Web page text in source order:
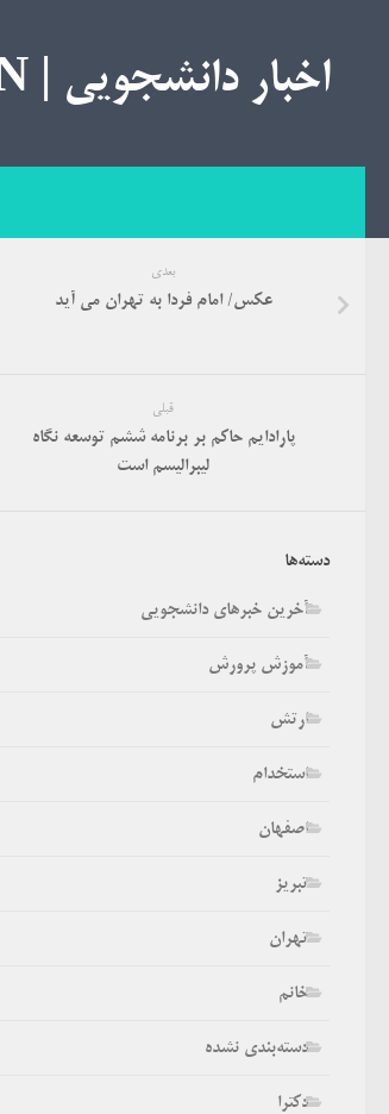
اخبار دانشجویی | ICN
بعدی
عکس/ امام فردا به تهران می آید
قبلی
پارادایم حاکم بر برنامه ششم توسعه نگاه
لیبرالیسم است
دسته‌ها
آخرین خبرهای دانشجویی
آموزش پرورش
ارتش
استخدام
اصفهان
تبریز
تهران
خانم
دسته‌بندی نشده
دکترا